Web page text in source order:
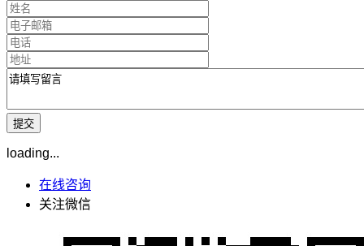
loading...
在线咨询
关注微信